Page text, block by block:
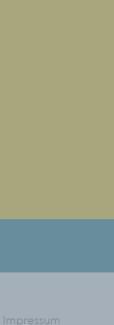
Impressum